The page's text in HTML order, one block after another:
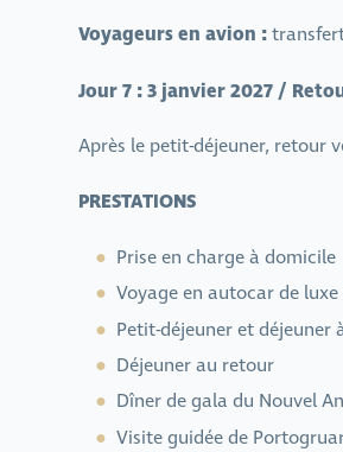
Voyageurs en avion :
Jour 7 : 3 janvier 2027 /
Après le petit-déjeuner, retour
PRESTATIONS
Prise en charge à domicile
Voyage en autocar de
Petit-déjeuner et déjeuner
Déjeuner au retour
Dîner de gala du Nouvel
Visite guidée de